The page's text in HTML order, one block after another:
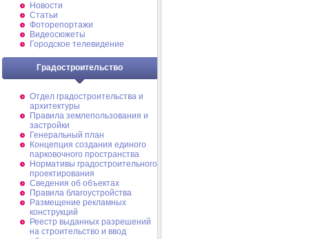
Новости
Статьи
Фоторепортажи
Видеосюжеты
Городское телевидение
Градостроительство
Отдел градостроительства и
архитектуры
Правила землепользования и
застройки
Генеральный план
Концепция создания единого
парковочного пространства
Нормативы градостроительного
проектирования
Сведения об объектах
Правила благоустройства
Размещение рекламных
конструкций
Реестр выданных разрешений
на строительство и ввод